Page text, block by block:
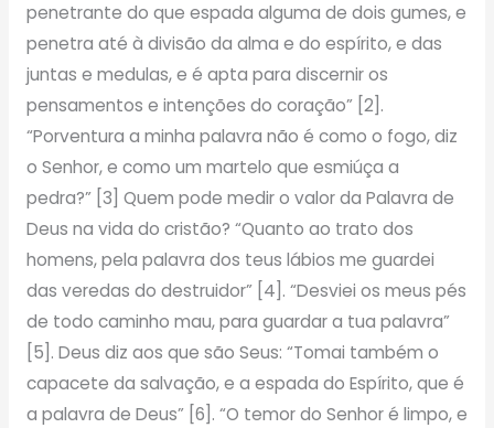
penetrante do que espada alguma de dois gumes, e
penetra até à divisão da alma e do espírito, e das
juntas e medulas, e é apta para discernir os
pensamentos e intenções do coração” [2].
“Porventura a minha palavra não é como o fogo, diz
o Senhor, e como um martelo que esmiúça a
pedra?” [3] Quem pode medir o valor da Palavra de
Deus na vida do cristão? “Quanto ao trato dos
homens, pela palavra dos teus lábios me guardei
das veredas do destruidor” [4]. “Desviei os meus pés
de todo caminho mau, para guardar a tua palavra”
[5]. Deus diz aos que são Seus: “Tomai também o
capacete da salvação, e a espada do Espírito, que é
a palavra de Deus” [6]. “O temor do Senhor é limpo, e